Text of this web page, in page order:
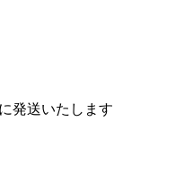
発送いたします